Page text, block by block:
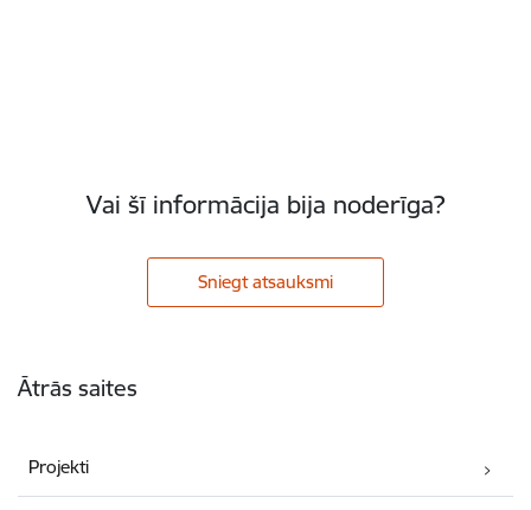
Vai šī informācija bija noderīga?
Sniegt atsauksmi
Ātrās saites
Projekti